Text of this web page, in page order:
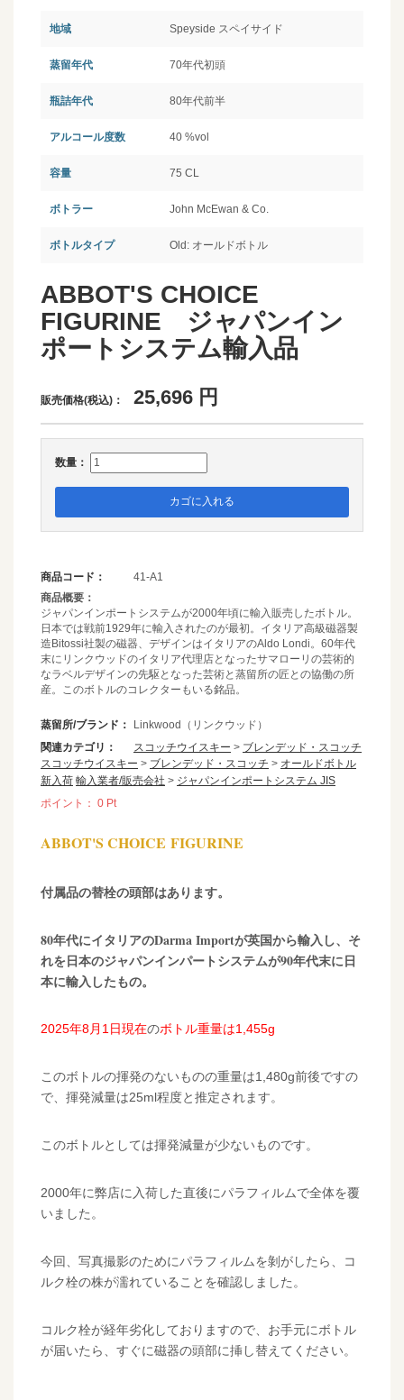
地域 Speyside スペイサイド
蒸留年代 70年代初頭
瓶詰年代 80年代前半
アルコール度数 40 %vol
容量 75 CL
ボトラー John McEwan & Co.
ボトルタイプ Old: オールドボトル
ABBOT'S CHOICE
FIGURINE ジャパンイン
ポートシステム輸入品
販売価格(税込)： 25,696 円
数量：
カゴに入れる
商品コード：
41-A1
商品概要：
ジャパンインポートシステムが2000年頃に輸入販売したボトル。
日本では戦前1929年に輸入されたのが最初。イタリア高級磁器製
造Bitossi社製の磁器、デザインはイタリアのAldo Londi。60年代
末にリンクウッドのイタリア代理店となったサマローリの芸術的
なラベルデザインの先駆となった芸術と蒸留所の匠との協働の所
産。このボトルのコレクターもいる銘品。
蒸留所/ブランド：
Linkwood（リンクウッド）
関連カテゴリ：
スコッチウイスキー > ブレンデッド・スコッチ
スコッチウイスキー > ブレンデッド・スコッチ > オールドボトル
新入荷 輸入業者/販売会社 > ジャパンインポートシステム JIS
ポイント： 0 Pt
ABBOT'S CHOICE FIGURINE
付属品の替栓の頭部はあります。
80年代にイタリアのDarma Importが英国から輸入し、そ
れを日本のジャパンインパートシステムが90年代末に日
本に輸入したもの。
2025年8月1日現在のボトル重量は1,455g
このボトルの揮発のないものの重量は1,480g前後ですの
で、揮発減量は25ml程度と推定されます。
このボトルとしては揮発減量が少ないものです。
2000年に弊店に入荷した直後にパラフィルムで全体を覆
いました。
今回、写真撮影のためにパラフィルムを剝がしたら、コ
ルク栓の株が濡れていることを確認しました。
コルク栓が経年劣化しておりますので、お手元にボトル
が届いたら、すぐに磁器の頭部に挿し替えてください。